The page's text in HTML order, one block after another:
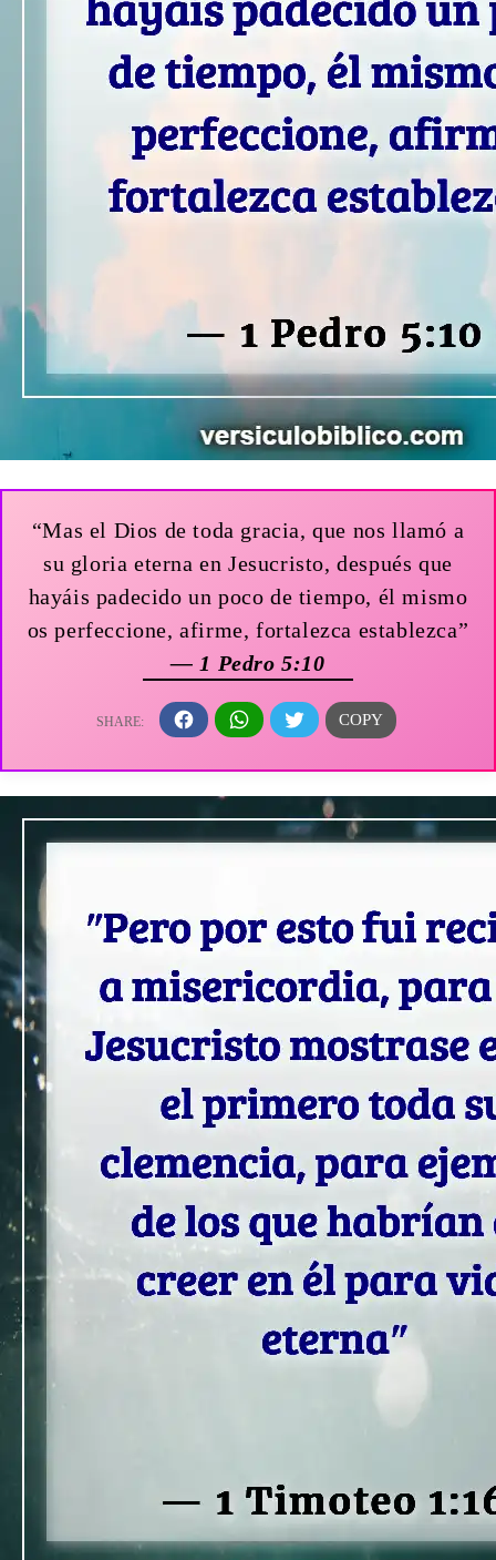
“Mas el Dios de toda gracia, que nos llamó a
su gloria eterna en Jesucristo, después que
hayáis padecido un poco de tiempo, él mismo
os perfeccione, afirme, fortalezca establezca”
— 1 Pedro 5:10